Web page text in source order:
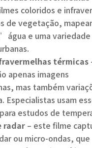
coloridos e
de vegetação,
e uma
térmicas
apenas imagens
mas também
Especialistas usam
estudos de
radar– este filme
ou micro-ondas, que